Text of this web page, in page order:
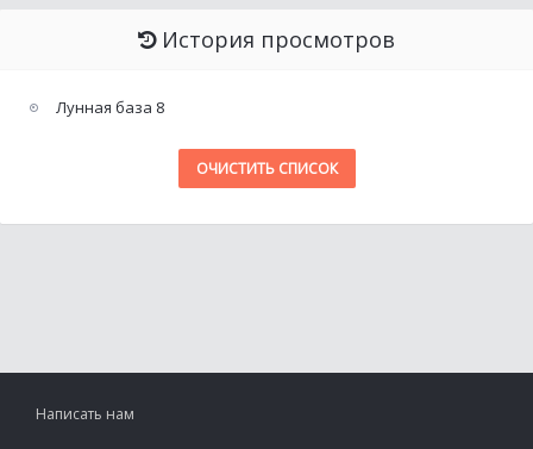
История просмотров
Лунная база 8
ОЧИСТИТЬ СПИСОК
Написать нам